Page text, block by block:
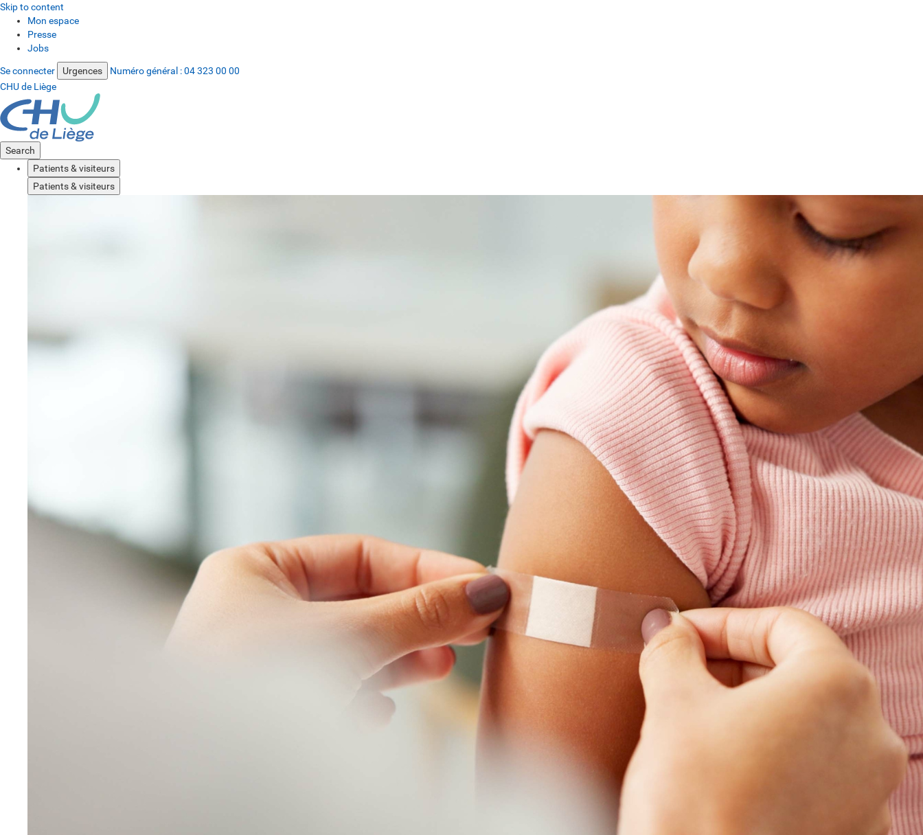
Skip to content
Mon espace
Presse
Jobs
Se connecter Urgences Numéro général :04 323 00 00
CHU de Liège
Search
Patients & visiteurs
Patients & visiteurs